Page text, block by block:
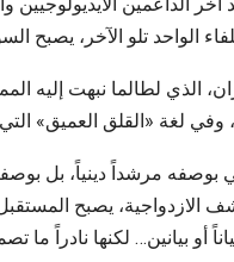
آخر الداعمين
الواحد تلو الآخر، يصبح
الذي لطالما نبهت إليه
وفي لغة «القلق العميق»
بوصفه مرشداً دينياً، بل
يصبح المستقبل
أو بيانين… لكنها نادراً ما